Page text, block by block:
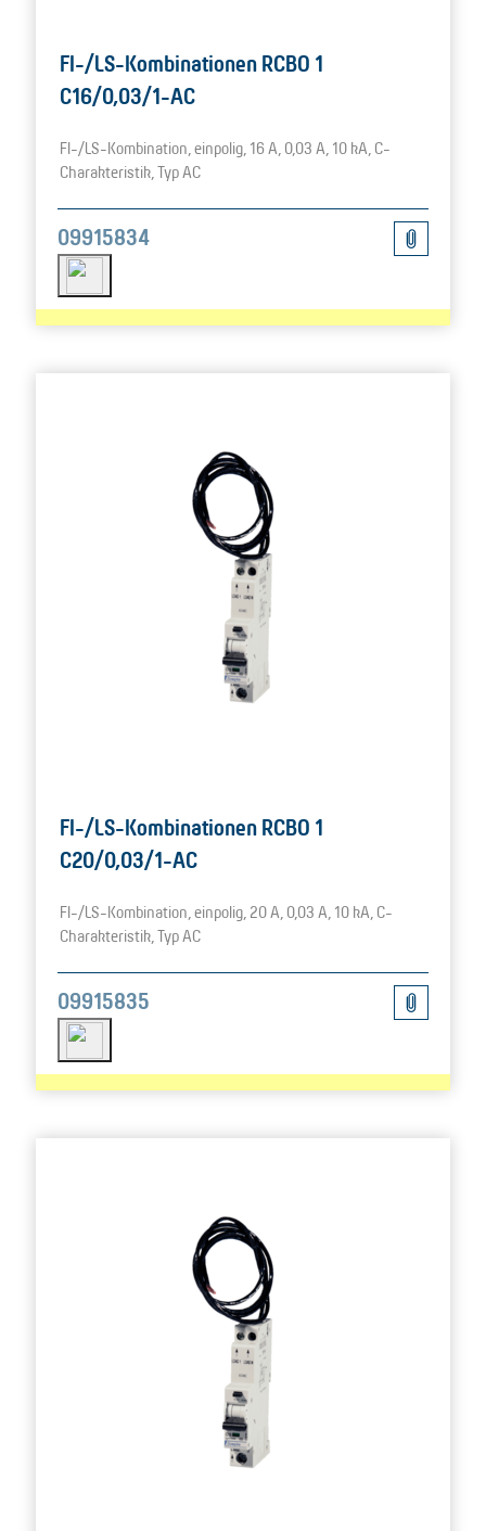
FI-/LS-Kombinationen RCBO 1
C16/0,03/1-AC
FI-/LS-Kombination, einpolig, 16 A, 0,03 A, 10 kA, C-
Charakteristik, Typ AC
09915834
FI-/LS-Kombinationen RCBO 1
C20/0,03/1-AC
FI-/LS-Kombination, einpolig, 20 A, 0,03 A, 10 kA, C-
Charakteristik, Typ AC
09915835